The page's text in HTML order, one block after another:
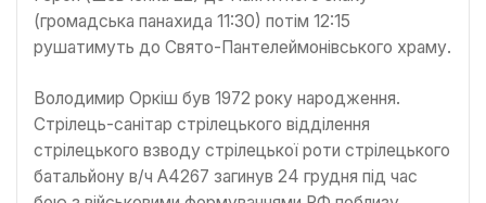
(громадська панахида 11:30) потім 12:15
рушатимуть до Свято-Пантелеймонівського храму.
Володимир Оркіш був 1972 року народження.
Стрілець-санітар стрілецького відділення
стрілецького взводу стрілецької роти стрілецького
батальйону в/ч А4267 загинув 24 грудня під час